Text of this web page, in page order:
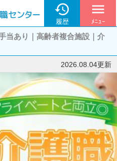

履歴
menu
ﾒﾆｭｰ
当あり｜高齢者複合施設｜介
2026.08.04更新